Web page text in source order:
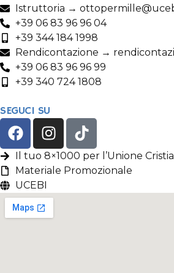
Istruttoria →
+39 06 83 96 96 04
+39 344 184 1998
Rendicontazione →
+39 06 83 96 96 99
+39 340 724 1808
SEGUCI SU
Il tuo 8×1000 per l’Unione
Materiale Promozionale
UCEBI